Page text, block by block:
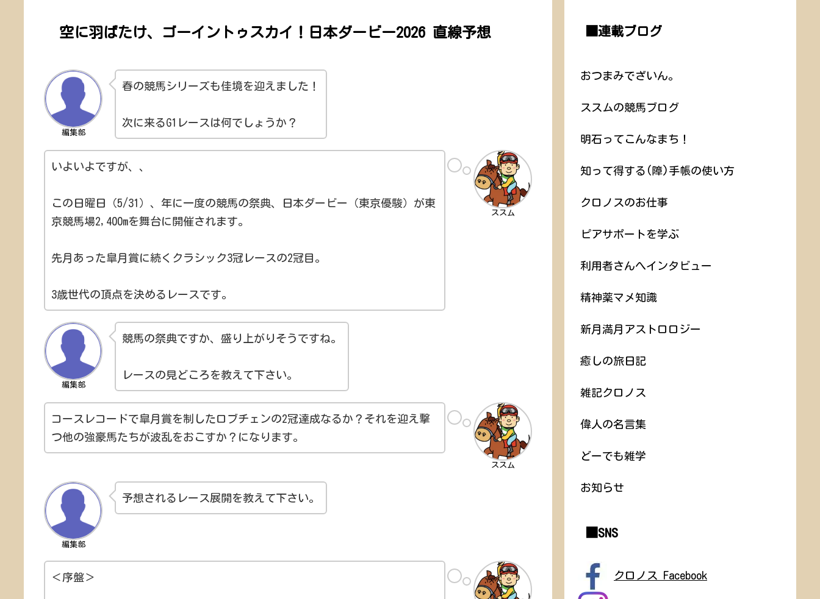
空に羽ばたけ、ゴーイントゥスカイ！日本ダービー2026 直線予想
編集部
春の競馬シリーズも佳境を迎えました！
次に来るG1レースは何でしょうか？
ススム
いよいよですが、、
この日曜日（5/31）、年に一度の競馬の祭典、日本ダービー（東京優駿）が東
京競馬場2,400mを舞台に開催されます。
先月あった皐月賞に続くクラシック3冠レースの2冠目。
3歳世代の頂点を決めるレースです。
編集部
競馬の祭典ですか、盛り上がりそうですね。
レースの見どころを教えて下さい。
ススム
コースレコードで皐月賞を制したロブチェンの2冠達成なるか？それを迎え撃
つ他の強豪馬たちが波乱をおこすか？になります。
編集部
予想されるレース展開を教えて下さい。
＜序盤＞
■連載ブログ
おつまみでざいん。
ススムの競馬ブログ
明石ってこんなまち！
知って得する(障)手帳の使い方
クロノスのお仕事
ピアサポートを学ぶ
利用者さんへインタビュー
精神薬マメ知識
新月満月アストロロジー
癒しの旅日記
雑記クロノス
偉人の名言集
どーでも雑学
お知らせ
■SNS
クロノス Facebook